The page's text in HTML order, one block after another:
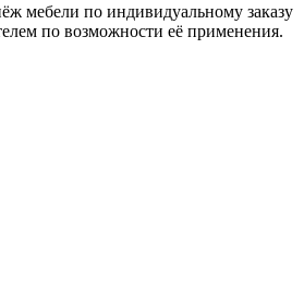
мебели по индивидуальному заказу
по возможности её применения.